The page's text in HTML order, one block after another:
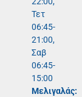
Τετ
06:45-
21:00,
Σαβ
06:45-
15:00
Μελιγαλάς: